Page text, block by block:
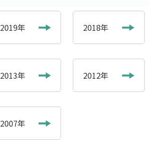
2019年 2018年
2013年 2012年
2007年